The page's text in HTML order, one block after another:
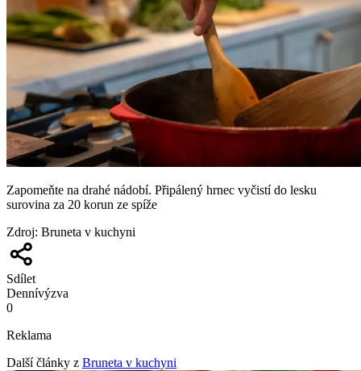
Zapomeňte na drahé nádobí. Připálený hrnec vyčistí do lesku
surovina za 20 korun ze spíže
Zdroj: Bruneta v kuchyni
Sdílet
Dennívýzva
0
Reklama
Další články z Bruneta v kuchyni